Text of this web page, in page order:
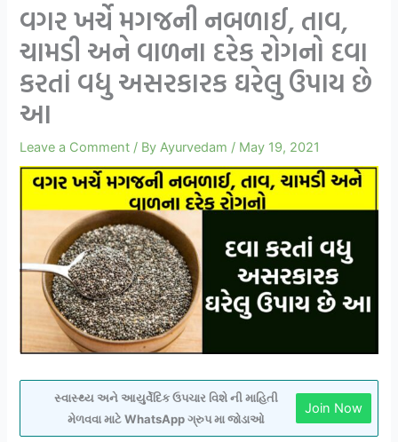
વગર ખર્ચે મગજની નબળાઈ, તાવ,
ચામડી અને વાળના દરેક રોગનો દવા
કરતાં વધુ અસરકારક ઘરેલુ ઉપાય છે
આ
Leave a Comment / ByAyurvedam / May 19, 2021
સ્વાસ્થ્ય અને આયુર્વેદિક ઉપચાર વિશે ની માહિતી
મેળવવા માટે WhatsApp ગ્રુપ મા જોડાઓ
Join Now